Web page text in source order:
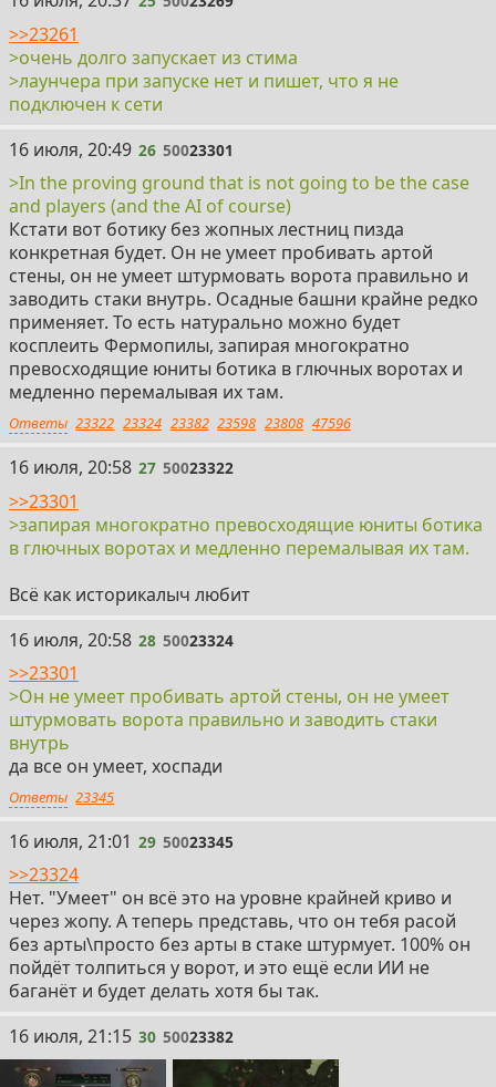
>>23261
>очень долго запускает из стима
>лаунчера при запуске нет и пишет, что я не
подключен к сети
26
16 июля, 20:49 26 50023301
>In the proving ground that is not going to be the case
and players (and the AI of course)
Кстати вот ботику без жопных лестниц пизда
конкретная будет. Он не умеет пробивать артой
стены, он не умеет штурмовать ворота правильно и
заводить стаки внутрь. Осадные башни крайне редко
применяет. То есть натурально можно будет
косплеить Фермопилы, запирая многократно
превосходящие юниты ботика в глючных воротах и
медленно перемалывая их там.
Ответы 23322 23324 23382 23598 23808 47596
27
16 июля, 20:58 27 50023322
>>23301
>запирая многократно превосходящие юниты ботика
в глючных воротах и медленно перемалывая их там.
Всё как историкалыч любит
28
16 июля, 20:58 28 50023324
>>23301
>Он не умеет пробивать артой стены, он не умеет
штурмовать ворота правильно и заводить стаки
внутрь
да все он умеет, хоспади
Ответы 23345
29
16 июля, 21:01 29 50023345
>>23324
Нет. "Умеет" он всё это на уровне крайней криво и
через жопу. А теперь представь, что он тебя расой
без арты\просто без арты в стаке штурмует. 100% он
пойдёт толпиться у ворот, и это ещё если ИИ не
баганёт и будет делать хотя бы так.
30
16 июля, 21:15 30 50023382